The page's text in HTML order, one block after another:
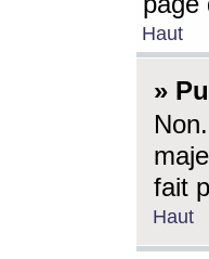
Haut
»
fait
Haut